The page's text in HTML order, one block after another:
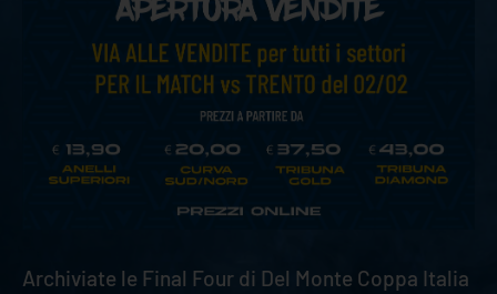
Archiviate le Final Four di Del Monte Coppa Italia